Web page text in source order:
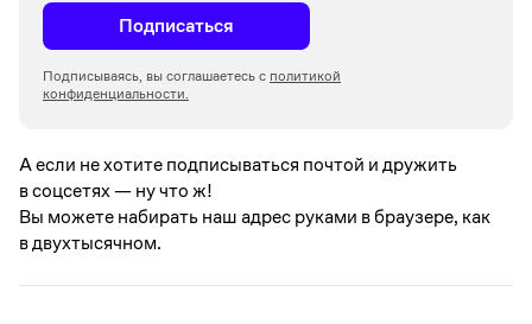
Подписаться
Подписываясь, вы соглашаетесь с политикой
конфиденциальности.
А если не хотите подписываться почтой и дружить
в соцсетях —ну что ж!
Вы можете набирать наш адрес руками в браузере, как
в двухтысячном.